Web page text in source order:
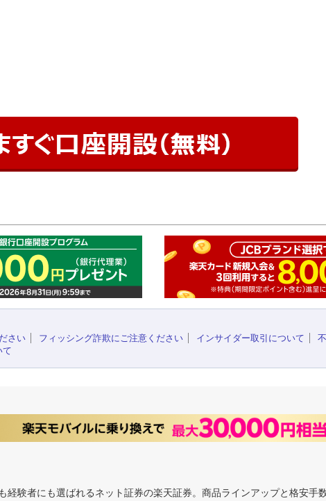
さい
フィッシング詐欺にご注意ください インサイダー取引について
て
験者にも選ばれるネット証券の楽天証券。商品ラインアップと格安